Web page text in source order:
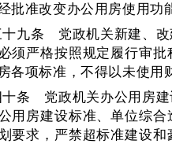
批准改变办公用房使用
十九条 党政机关新建、改
须严格按照规定履行审
各项标准，不得以未使用
十条 党政机关办公用房建
用房建设标准、单位综
要求，严禁超标准建设